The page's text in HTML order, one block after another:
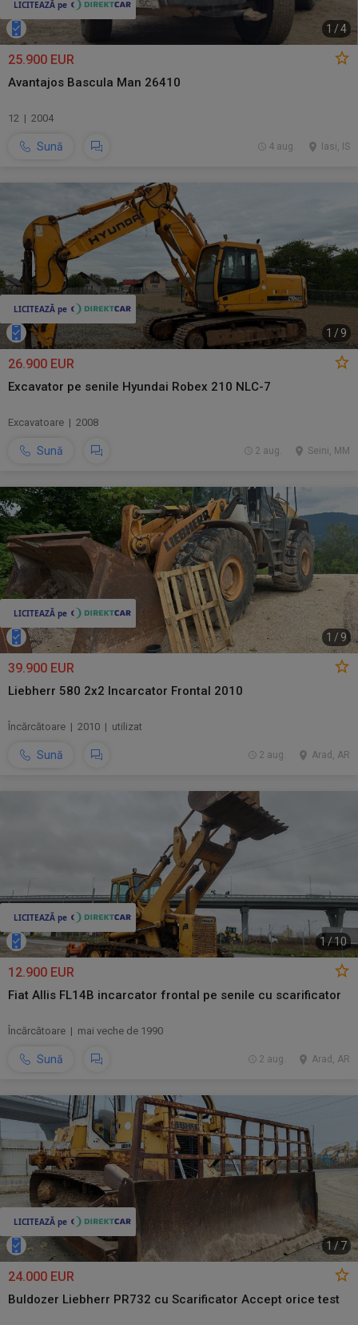
1 /4
25.900 EUR
Avantajos Bascula Man 26410
12 | 2004
Sună Iasi, IS
4 aug.
1 /9
26.900 EUR
Excavator pe senile Hyundai Robex 210 NLC-7
Excavatoare | 2008
Sună Seini, MM
2 aug.
1 /9
39.900 EUR
Liebherr 580 2x2 Incarcator Frontal 2010
Încărcătoare | 2010 | utilizat
Sună Arad, AR
2 aug.
1/10
12.900 EUR
Fiat Allis FL14B incarcator frontal pe senile cu scarificator
Încărcătoare | mai veche de 1990
Sună Arad, AR
2 aug.
1 /7
24.000 EUR
Buldozer Liebherr PR732 cu Scarificator Accept orice test